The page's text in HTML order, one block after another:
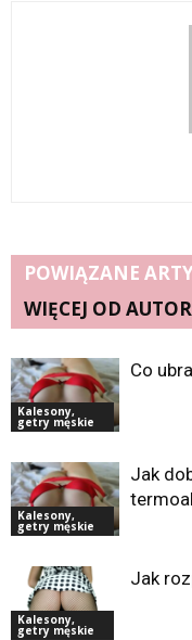
POWIĄZANE
WIĘCEJ OD
Kalesony,
getry męskie
Co
Kalesony,
getry męskie
Jak
Kalesony,
getry męskie
Jak